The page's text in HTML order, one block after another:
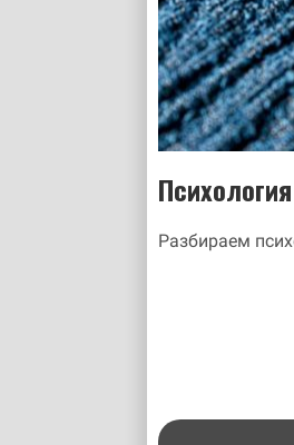
Разбираем